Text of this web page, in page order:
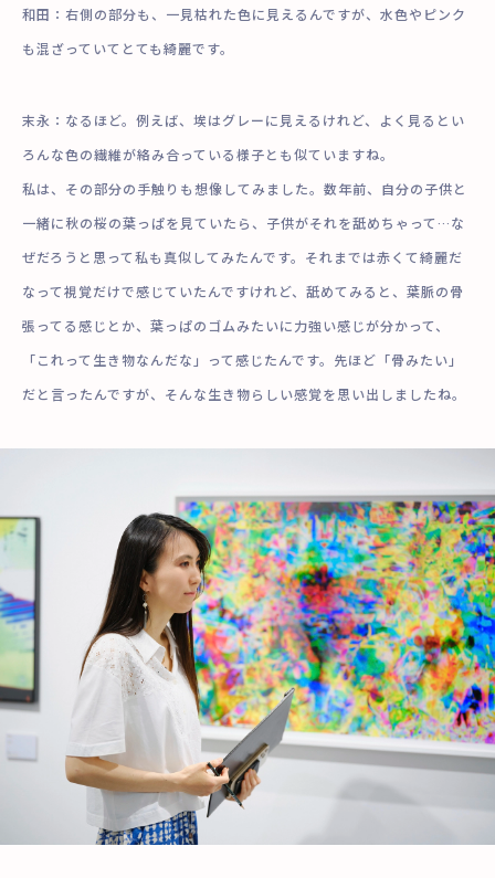
和田：右側の部分も、一見枯れた色に見えるんですが、水色やピンク
も混ざっていてとても綺麗です。
末永：なるほど。例えば、埃はグレーに見えるけれど、よく見るとい
ろんな色の繊維が絡み合っている様子とも似ていますね。
私は、その部分の手触りも想像してみました。 数年前、自分の子供と
一緒に秋の桜の葉っぱを見ていたら、子供がそれを舐めちゃって…な
ぜだろうと思って私も真似してみたんです。それまでは赤くて綺麗だ
なって視覚だけで感じていたんですけれど、舐めてみると、葉脈の骨
張ってる感じとか、葉っぱのゴムみたいに力強い感じが分かって、
「これって生き物なんだな」って感じたんです。先ほど「骨みたい」
だと言ったんですが、そんな生き物らしい感覚を思い出しましたね。